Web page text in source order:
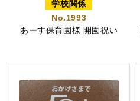
学校関係
No.1993
あーす保育園様 開園祝い